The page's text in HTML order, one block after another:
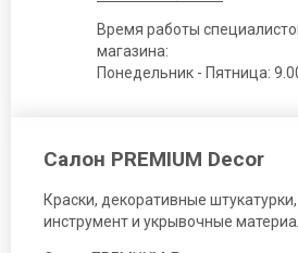
Время работы
магазина:
Понедельник - Пятница:
Салон PREMIUM Decor
Краски, декоративные
инструмент и укрывочные